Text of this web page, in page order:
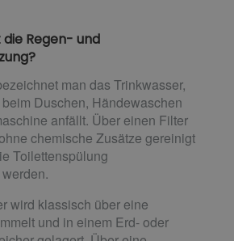
Regen- und
man das Trinkwasser,
Duschen, Händewaschen
anfällt. Über einen Filter
chemische Zusätze gereinigt
Toilettenspülung
wird klassisch über eine
und in einem Erd- oder